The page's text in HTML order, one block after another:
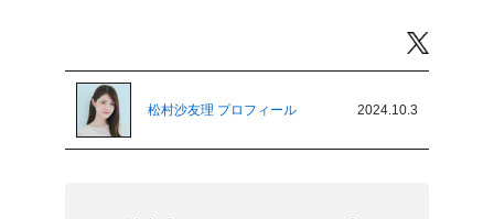
松村沙友理 プロフィール 2024.10.3